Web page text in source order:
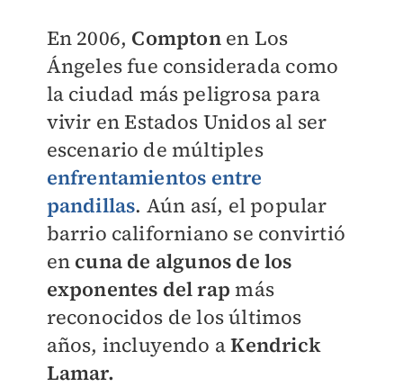
En 2006, Comptonen Los
Ángeles fue considerada como
la ciudad más peligrosa para
vivir en Estados Unidos al ser
escenario de múltiples
enfrentamientos entre
pandillas. Aún así, el popular
barrio californiano se convirtió
en cuna de algunos de los
exponentes del rap más
reconocidos de los últimos
años, incluyendo aKendrick
Lamar.